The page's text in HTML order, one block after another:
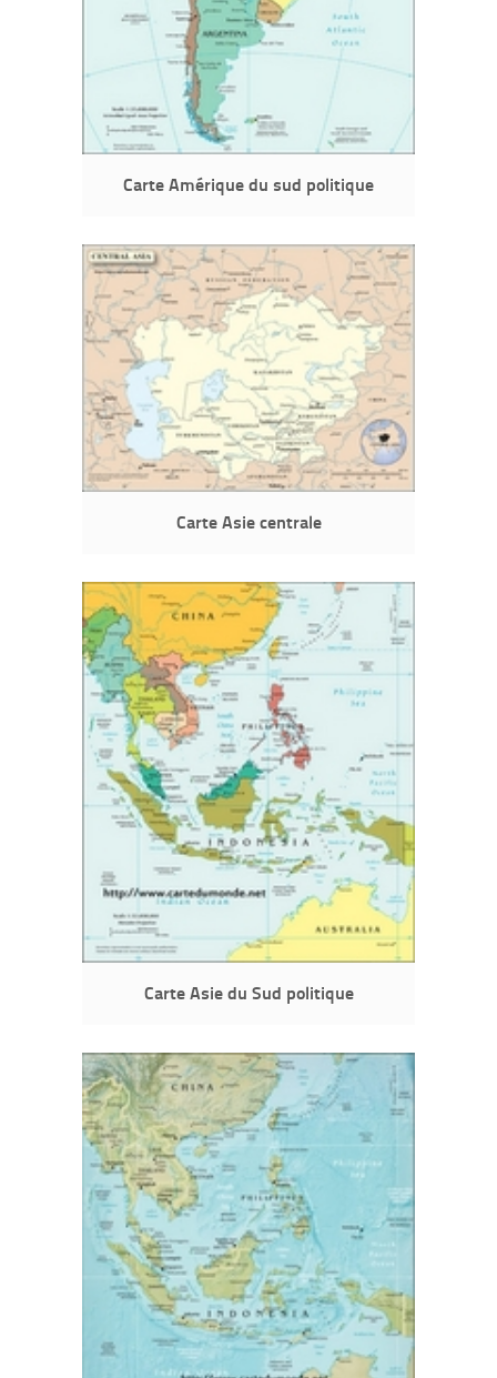
Carte Amérique du sud politique
Carte Asie centrale
Carte Asie du Sud politique